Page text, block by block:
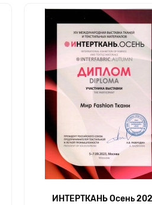
ИНТЕРТКАНЬ Осень